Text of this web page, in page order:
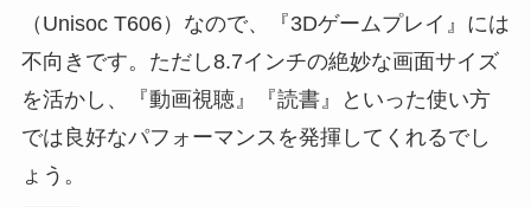
（ Unisoc T606）なので、『3Dゲームプレイ』には
不向きです。ただし8.7インチの絶妙な画面サイズ
を活かし、『動画視聴』『読書』といった使い方
では良好なパフォーマンスを発揮してくれるでし
ょう。